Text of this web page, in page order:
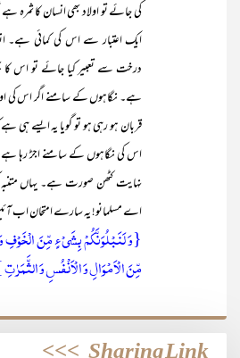
کی جائے تو اولاد بھی انسان کا ثمرہ
ایک اعتبار سے اس کی کمائی ہے۔
درخت سے تعبیر کیا جائے تو اس کا
ہے۔ نگاہوں کے سامنے اگر اس کی
قربان ہو رہی ہو تو گویا یہ ایسے ہی
اس کی نگاہوں کے سامنے اجڑ رہا ہے
نہایت کٹھن صورت ہے۔ یہاں متنبہ
اے مسلمانو! یہ سارے امتحان اب
{وَ لَنَبۡلُوَنَّکُمۡ بِشَیۡءٍ مِّنَ الۡخَوۡفِ
مِّنَ الۡاَمۡوَالِ وَ الۡاَنۡفُسِ وَ